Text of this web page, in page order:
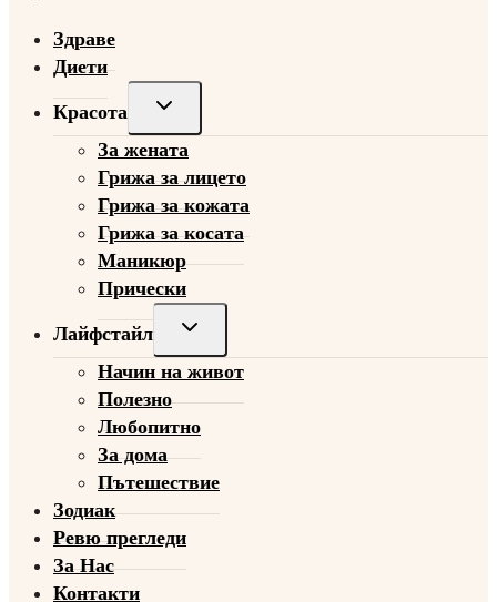
Здраве
Диети
Красота
Toggle
child
menu
За жената
Грижа за лицето
Грижа за кожата
Грижа за косата
Маникюр
Прически
Лайфстайл
Toggle
child
menu
Начин на живот
Полезно
Любопитно
За дома
Пътешествие
Зодиак
Ревю прегледи
За Нас
Контакти